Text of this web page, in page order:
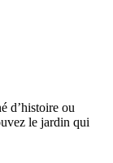
d’histoire ou
le jardin qui